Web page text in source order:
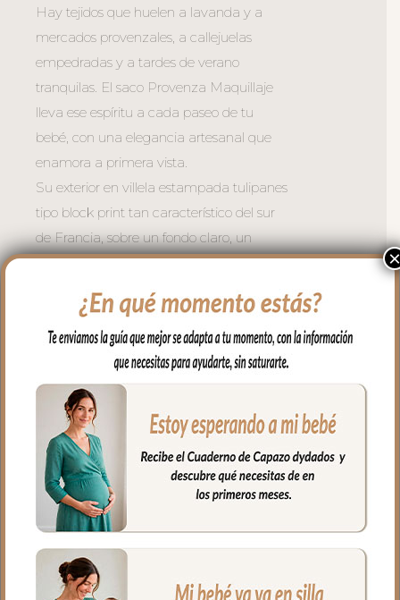
Hay tejidos que huelen a lavanda y a
mercados provenzales, a callejuelas
empedradas y a tardes de verano
tranquilas. El saco Provenza Maquillaje
lleva ese espíritu a cada paseo de tu
bebé, con una elegancia artesanal que
enamora a primera vista.
Su exterior en villela estampada tulipanes
tipo block print tan característico del sur
de Francia, sobre un fondo claro, un
estampado que evoca la tradición textil
completamente actual.
Para el interior suave villela con rayas
verticales aporta frescura y carácter: un
guiño clásico que equilibra a la perfección
la suavidad floral del exterior.
– Ojales en respaldo y culete para la
salida de arneses.
– Traseras ajustadas con goma en la
parte superior y en la inferior para que
quede bien sujeta.
– Respaldo de rejilla 3D para una buena
ventilación
×